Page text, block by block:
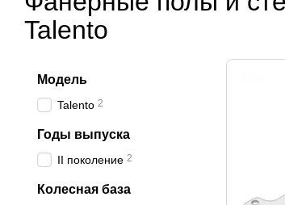
Talento
Модель
Talento 2
Годы выпуска
ІІ поколение 2
Колесная база